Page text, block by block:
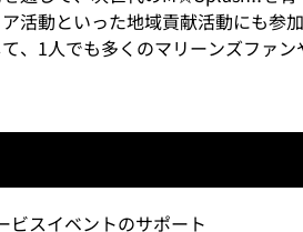
活動といった地域貢献活動にも参
、1人でも多くのマリーンズファ
ビスイベントのサポート